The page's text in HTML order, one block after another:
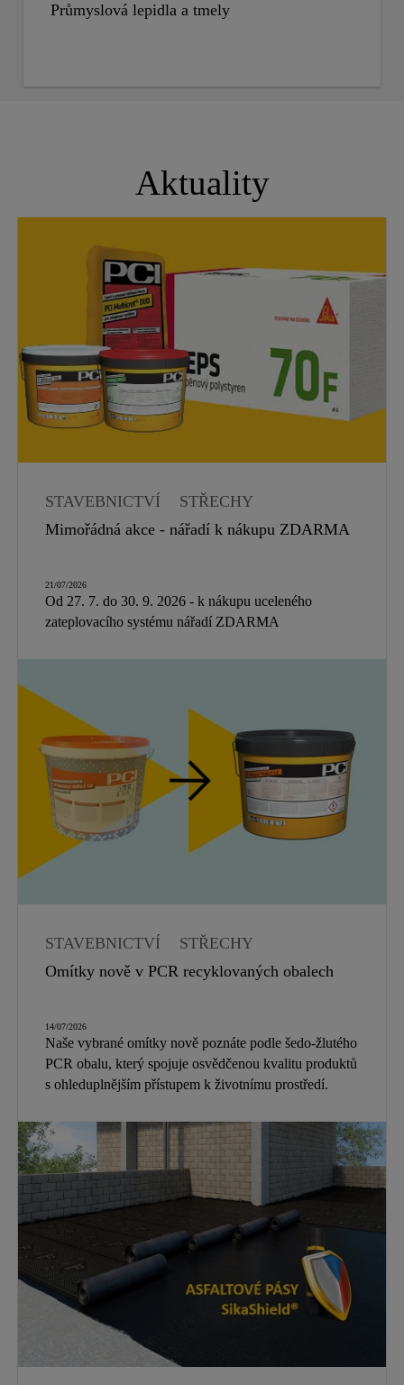
Průmyslová lepidla a tmely
Aktuality
STAVEBNICTVÍ
STŘECHY
HYDROIZOLACE
Mimořádná akce - nářadí k nákupu ZDARMA
21/07/2026
Od 27. 7. do 30. 9. 2026 - k nákupu uceleného
zateplovacího systému nářadí ZDARMA
STAVEBNICTVÍ
STŘECHY
HYDROIZOLACE
Omítky nově v PCR recyklovaných obalech
14/07/2026
Naše vybrané omítky nově poznáte podle šedo-žlutého
PCR obalu, který spojuje osvědčenou kvalitu produktů
s ohleduplnějším přístupem k životnímu prostředí.